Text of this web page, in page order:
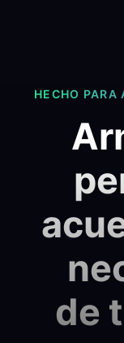
HECHO PARA
de